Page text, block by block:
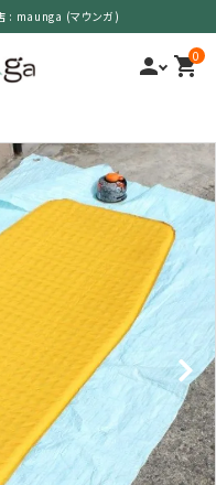
: maunga (マウンガ)
person 0
shopping_cart